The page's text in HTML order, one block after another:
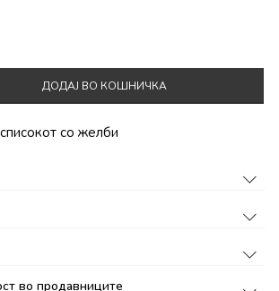
ДОДАЈ ВО КОШНИЧКА
со желби
во продавниците